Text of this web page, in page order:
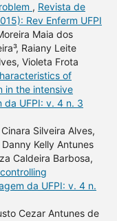
, Revista de
Rev Enferm UFPI
Maia dos
Raiany Leite
Violeta Frota
of
in the intensive
da UFPI: v. 4 n. 3
Silveira Alves,
Kelly Antunes
Caldeira Barbosa,
da UFPI: v. 4 n.
Cezar Antunes de